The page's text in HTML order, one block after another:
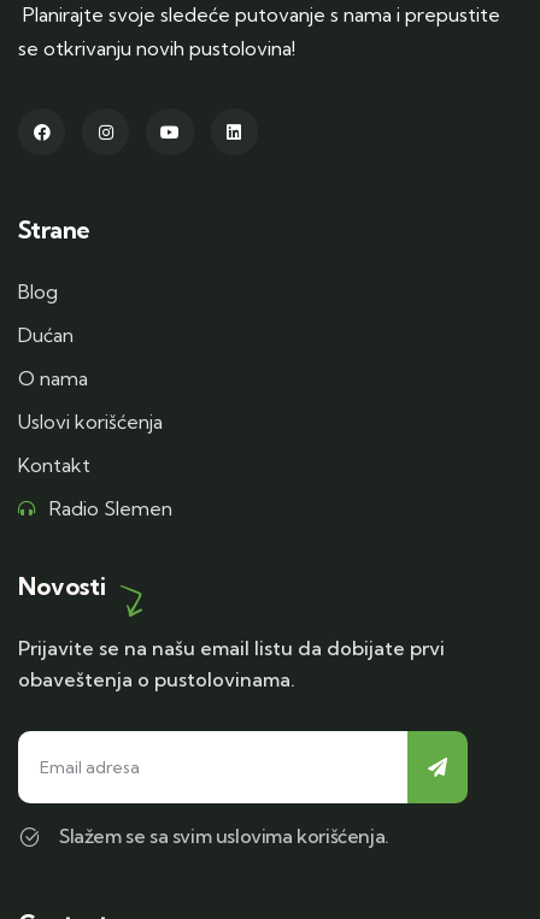
Planirajte svoje sledeće putovanje s nama i prepustite
se otkrivanju novih pustolovina!
Strane
Blog
Dućan
O nama
Uslovi korišćenja
Kontakt
Radio Slemen
Novosti
Prijavite se na našu email listu da dobijate prvi
obaveštenja o pustolovinama.
Slažem se sa svim uslovima korišćenja.